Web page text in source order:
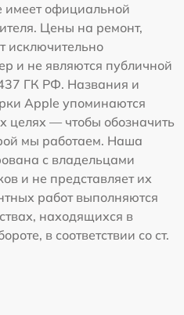
имеет официальной
Цены на ремонт,
исключительно
и не являются публичной
ГК РФ. Названия и
Apple упоминаются
целях — чтобы обозначить
мы работаем. Наша
с владельцами
и не представляет их
работ выполняются
находящихся в
в соответствии со ст.